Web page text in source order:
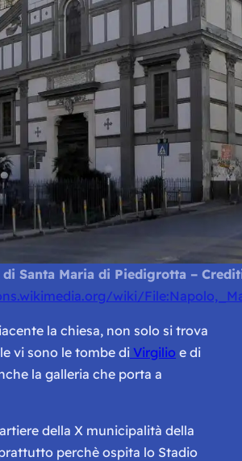
di Santa Maria di Piedigrotta –
wiki/
la chiesa, non solo si trova
vi sono le tombe di Virgilio e di
la galleria che porta a
della X municipalità della
perchè ospita lo Stadio